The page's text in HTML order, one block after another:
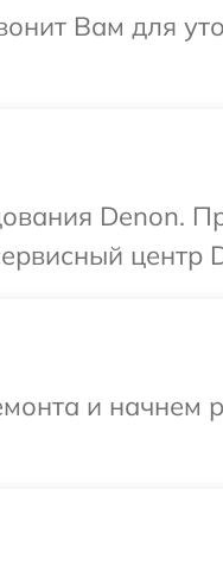
Вам для
Denon.
центр
и начнем